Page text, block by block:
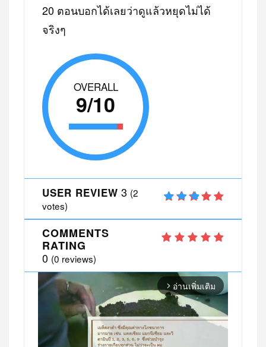
20 ตอนบอกได้เลยว่าดูแล้วหยุดไม่ได้
จริงๆ
OVERALL
9/10
USER REVIEW 3 (2
votes)
COMMENTS
RATING
0 (0 reviews)
arrow_forward_ios อ่านเพิ่มเติม